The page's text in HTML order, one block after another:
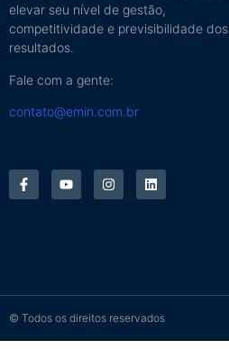
elevar seu nível de gestão,
competitividade e previsibilidade dos
resultados.
Fale com a gente:
contato@emin.com.br
© Todos os direitos reservados